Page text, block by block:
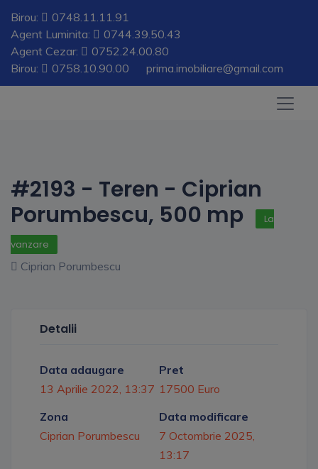
Birou:
0748.11.11.91
Agent Luminita:
0744.39.50.43
Agent Cezar:
0752.24.00.80
Birou:
0758.10.90.00 prima.imobiliare@gmail.com
#2193 - Teren - Ciprian
Porumbescu, 500 mp
La
vanzare
Ciprian Porumbescu
Detalii
Data adaugare
13 Aprilie 2022, 13:37
Pret
17500 Euro
Zona
Ciprian Porumbescu
Data modificare
7 Octombrie 2025,
13:17